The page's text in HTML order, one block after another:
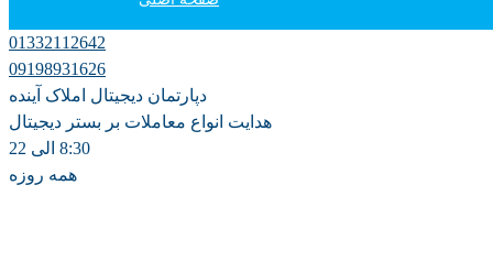
فروش
01332112642
09198931626
دپارتمان دیجیتال املاک آینده
هدایت انواع معاملات بر بستر دیجیتال
8:30 الی 22
همه روزه